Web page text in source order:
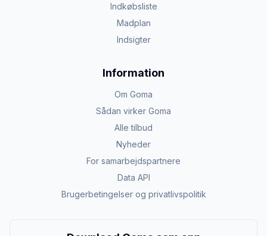
Indkøbsliste
Madplan
Indsigter
Information
Om Goma
Sådan virker Goma
Alle tilbud
Nyheder
For samarbejdspartnere
Data API
Brugerbetingelser og privatlivspolitik